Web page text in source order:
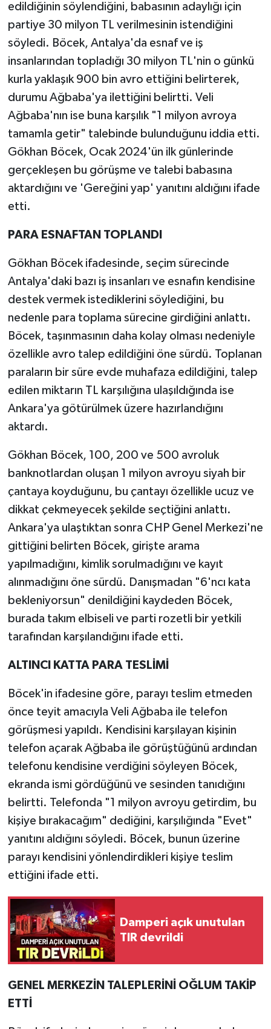
edildiğinin söylendiğini, babasının adaylığı için
partiye 30 milyon TL verilmesinin istendiğini
söyledi. Böcek, Antalya'da esnaf ve iş
insanlarından topladığı 30 milyon TL'nin o günkü
kurla yaklaşık 900 bin avro ettiğini belirterek,
durumu Ağbaba'ya ilettiğini belirtti. Veli
Ağbaba'nın ise buna karşılık "1 milyon avroya
tamamla getir" talebinde bulunduğunu iddia etti.
Gökhan Böcek, Ocak 2024'ün ilk günlerinde
gerçekleşen bu görüşme ve talebi babasına
aktardığını ve 'Gereğini yap' yanıtını aldığını ifade
etti.
PARA ESNAFTAN TOPLANDI
Gökhan Böcek ifadesinde, seçim sürecinde
Antalya'daki bazı iş insanları ve esnafın kendisine
destek vermek istediklerini söylediğini, bu
nedenle para toplama sürecine girdiğini anlattı.
Böcek, taşınmasının daha kolay olması nedeniyle
özellikle avro talep edildiğini öne sürdü. Toplanan
paraların bir süre evde muhafaza edildiğini, talep
edilen miktarın TL karşılığına ulaşıldığında ise
Ankara'ya götürülmek üzere hazırlandığını
aktardı.
Gökhan Böcek, 100, 200 ve 500 avroluk
banknotlardan oluşan 1 milyon avroyu siyah bir
çantaya koyduğunu, bu çantayı özellikle ucuz ve
dikkat çekmeyecek şekilde seçtiğini anlattı.
Ankara'ya ulaştıktan sonra CHP Genel Merkezi'ne
gittiğini belirten Böcek, girişte arama
yapılmadığını, kimlik sorulmadığını ve kayıt
alınmadığını öne sürdü. Danışmadan "6'ncı kata
bekleniyorsun" denildiğini kaydeden Böcek,
burada takım elbiseli ve parti rozetli bir yetkili
tarafından karşılandığını ifade etti.
ALTINCI KATTA PARA TESLİMİ
Böcek'in ifadesine göre, parayı teslim etmeden
önce teyit amacıyla Veli Ağbaba ile telefon
görüşmesi yapıldı. Kendisini karşılayan kişinin
telefon açarak Ağbaba ile görüştüğünü ardından
telefonu kendisine verdiğini söyleyen Böcek,
ekranda ismi gördüğünü ve sesinden tanıdığını
belirtti. Telefonda "1 milyon avroyu getirdim, bu
kişiye bırakacağım" dediğini, karşılığında "Evet"
yanıtını aldığını söyledi. Böcek, bunun üzerine
parayı kendisini yönlendirdikleri kişiye teslim
ettiğini ifade etti.
Damperi açık unutulan
TIR devrildi
GENEL MERKEZİN TALEPLERİNİ OĞLUM TAKİP
ETTİ